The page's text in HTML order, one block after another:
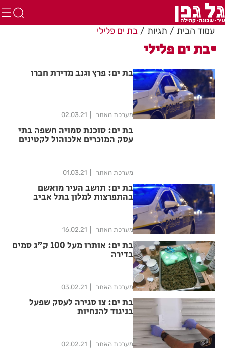
עמוד הבית תגיות בת ים פלילי
בת ים פלילי
בת ים: פרץ וגנב מדירת חברו
מערכת האתר 02.03.21
בת ים: סוכנת סמויה חשפה בתי
עסק המוכרים אלכוהול לקטינים
מערכת האתר 01.03.21
בת ים: תושב העיר מואשם
בהתפרצות למלון בתל אביב
מערכת האתר 16.02.21
בת ים: אותרו מעל 100 ק"ג סמים
בדירה
מערכת האתר 03.02.21
בת ים: צו סגירה לעסק שפעל
בניגוד להנחיות
מערכת האתר 02.02.21